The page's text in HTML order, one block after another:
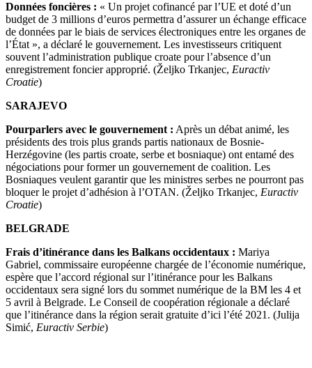
Données foncières : « Un projet cofinancé par l’UE et doté d’un
budget de 3 millions d’euros permettra d’assurer un échange efficace
de données par le biais de services électroniques entre les organes de
l’État », a déclaré le gouvernement. Les investisseurs critiquent
souvent l’administration publique croate pour l’absence d’un
enregistrement foncier approprié. (Željko Trkanjec, Euractiv
Croatie)
SARAJEVO
Pourparlers avec le gouvernement : Après un débat animé, les
présidents des trois plus grands partis nationaux de Bosnie-
Herzégovine (les partis croate, serbe et bosniaque) ont entamé des
négociations pour former un gouvernement de coalition. Les
Bosniaques veulent garantir que les ministres serbes ne pourront pas
bloquer le projet d’adhésion à l’OTAN. (Željko Trkanjec, Euractiv
Croatie)
BELGRADE
Frais d’itinérance dans les Balkans occidentaux : Mariya
Gabriel, commissaire européenne chargée de l’économie numérique,
espère que l’accord régional sur l’itinérance pour les Balkans
occidentaux sera signé lors du sommet numérique de la BM les 4 et
5 avril à Belgrade. Le Conseil de coopération régionale a déclaré
que l’itinérance dans la région serait gratuite d’ici l’été 2021. (Julija
Simić, Euractiv Serbie)